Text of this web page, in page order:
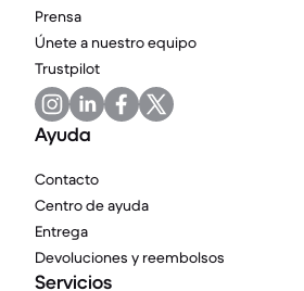
Prensa
Únete a nuestro equipo
Trustpilot
Ayuda
Contacto
Centro de ayuda
Entrega
Devoluciones y reembolsos
Servicios